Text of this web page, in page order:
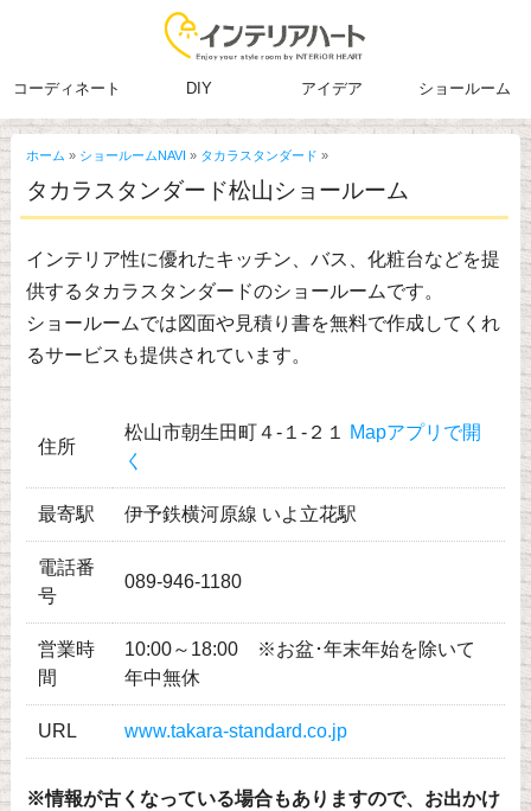
コーディネート DIY アイデア ショールーム
ホーム » ショールームNAVI » タカラスタンダード »
タカラスタンダード松山ショールーム
インテリア性に優れたキッチン、バス、化粧台などを提
供するタカラスタンダードのショールームです。
ショールームでは図面や見積り書を無料で作成してくれ
るサービスも提供されています。
住所
松山市朝生田町４-１-２１
Mapアプリで開
く
最寄駅 伊予鉄横河原線 いよ立花駅
電話番
号
089-946-1180
営業時
間
10:00～18:00 ※お盆･年末年始を除いて
年中無休
URL www.takara-standard.co.jp
※情報が古くなっている場合もありますので、お出かけ